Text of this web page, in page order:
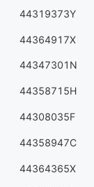
44319373Y
44364917X
44347301N
44358715H
44308035F
44358947C
44364365X